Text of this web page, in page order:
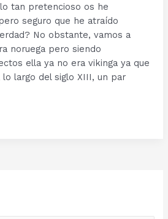
tan pretencioso os he
seguro que he atraído
No obstante, vamos a
noruega pero siendo
ella ya no era vikinga ya que
largo del siglo XIII, un par